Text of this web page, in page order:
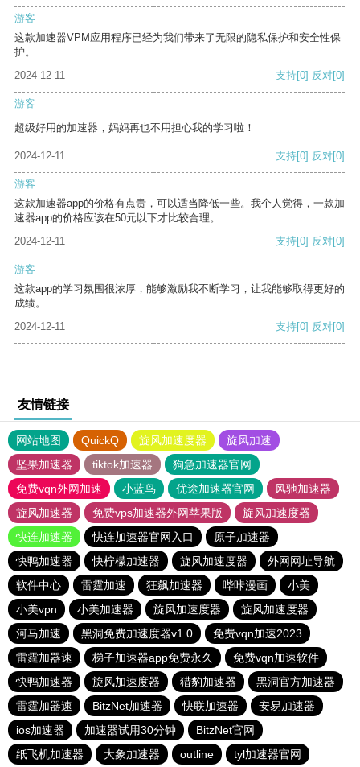
游客
这款加速器VPM应用程序已经为我们带来了无限的隐私保护和安全性保
护。
2024-12-11
支持[0] 反对[0]
游客
超级好用的加速器，妈妈再也不用担心我的学习啦！
2024-12-11 支持[0] 反对[0]
游客
这款加速器app的价格有点贵，可以适当降低一些。我个人觉得，一款加
速器app的价格应该在50元以下才比较合理。
2024-12-11
支持[0] 反对[0]
游客
这款app的学习氛围很浓厚，能够激励我不断学习，让我能够取得更好的
成绩。
2024-12-11
支持[0] 反对[0]
友情链接
网站地图 QuickQ 旋风加速度器
旋风加速
坚果加速器
tiktok加速器
狗急加速器官网
免费vqn外网加速
小蓝鸟 优途加速器官网
风驰加速器
旋风加速器
免费vps加速器外网苹果版
旋风加速度器
快连加速器
快连加速器官网入口
原子加速器
快鸭加速器
快柠檬加速器 旋风加速度器
外网网址导航
软件中心
雷霆加速 狂飙加速器 哔咔漫画
小美
小美vpn
小美加速器 旋风加速度器
旋风加速度器
河马加速
黑洞免费加速度器v1.0
免费vqn加速2023
雷霆加器速
梯子加速器app免费永久
免费vqn加速软件
快鸭加速器
旋风加速度器 猎豹加速器
黑洞官方加速器
雷霆加器速
BitzNet加速器 快联加速器
安易加速器
ios加速器
加速器试用30分钟
BitzNet官网
纸飞机加速器
大象加速器 outline tyl加速器官网